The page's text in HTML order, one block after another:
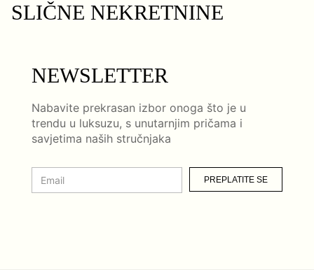
SLIČNE NEKRETNINE
NEWSLETTER
Nabavite prekrasan izbor onoga što je u
trendu u luksuzu, s unutarnjim pričama i
savjetima naših stručnjaka
PREPLATITE SE